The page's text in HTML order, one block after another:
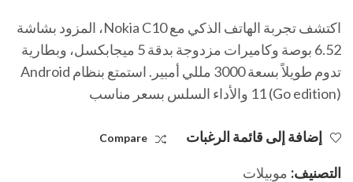
اكتشف تجربة الهاتف الذكي مع Nokia C10، المزود بشاشة
6.52 بوصة وكاميرات مزدوجة بدقة 5 ميجابكسل، وبطارية
تدوم طويلاً بسعة 3000 مللي أمبير. استمتع بنظام Android
11 (Go edition) والأداء السلس بسعر مناسب
إضافة إلى قائمة الرغبات Compare
التصنيف: موبيلات